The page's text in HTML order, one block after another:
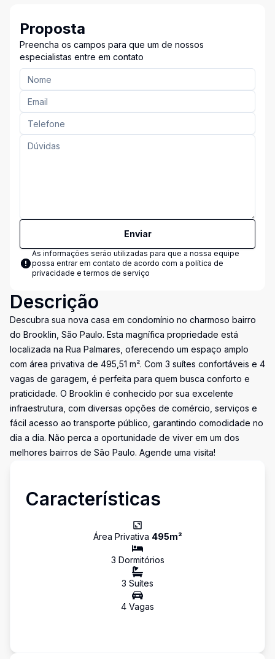
Proposta
Preencha os campos para que um de nossos
especialistas entre em contato
Enviar
As informações serão utilizadas para que a nossa equipe
possa entrar em contato de acordo com a política de
privacidade e termos de serviço
Descrição
Descubra sua nova casa em condomínio no charmoso bairro
do Brooklin, São Paulo. Esta magnífica propriedade está
localizada na Rua Palmares, oferecendo um espaço amplo
com área privativa de 495,51 m². Com 3 suítes confortáveis e 4
vagas de garagem, é perfeita para quem busca conforto e
praticidade. O Brooklin é conhecido por sua excelente
infraestrutura, com diversas opções de comércio, serviços e
fácil acesso ao transporte público, garantindo comodidade no
dia a dia. Não perca a oportunidade de viver em um dos
melhores bairros de São Paulo. Agende uma visita!
Características
Área Privativa 495m²
3 Dormitórios
3 Suítes
4 Vagas